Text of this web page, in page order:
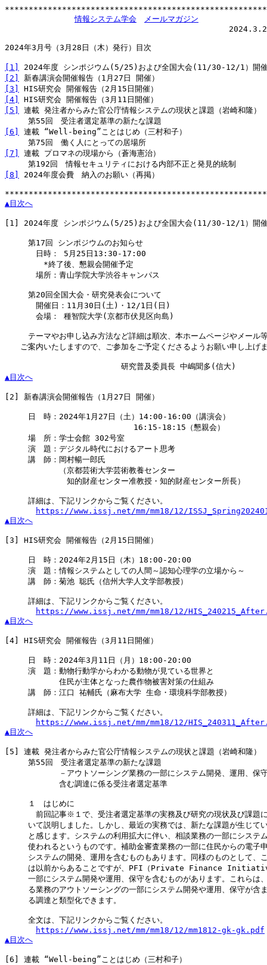
情報システム学会
メールマガジン
2024年3月号（3月28日（木）発行）目次
[1]
[2]
[3]
[4]
[5]
連載 発注者からみた官公庁情報システムの現状と課題（岩崎和隆）
[6]
連載 “Well-being”ことはじめ（三村和子）
[7]
連載 プロマネの現場から（蒼海憲治）
[8]
2024年度会費　納入のお願い（再掲）
▲目次へ
[1] 2024年度 シンポジウム(5/25)および全国大会(11/30-12/1）開催
第17回 シンポジウムのお知らせ
日時： 5月25日13:30-17:00
*終了後、懇親会開催予定
場所：青山学院大学渋谷キャンパス
第20回全国大会・研究発表会について
開催日：11月30日(土)・12/1日(日)
会場： 種智院大学(京都市伏見区向島)
テーマやお申し込み方法など詳細は順次、本ホームページやメール
ご案内いたしますので、ご参加をご予定くださるようお願い申し上げ
▲目次へ
[2] 新春講演会開催報告（1月27日 開催）
日　時：2024年1月27日（土）14:00-16:00（講演会）
16:15-18:15（懇親会）
場　所：学士会館 302号室
演　題：デジタル時代におけるアート思考
講　師：岡村暢一郎氏
（京都芸術大学芸術教養センター
知的財産センター准教授・知的財産センター所長）
詳細は、下記リンクからご覧ください。
https://www.issj.net/mm/mm18/12/
▲目次へ
[3] HIS研究会 開催報告（2月15日開催）
日　時：2024年2月15日（木）18:00-20:00
演　題：情報システムとしての人間～認知心理学の立場から～
講　師：菊池 聡氏（信州大学人文学部教授）
詳細は、下記リンクからご覧ください。
https://www.issj.net/mm/mm18/12/
▲目次へ
[4] HIS研究会 開催報告（3月11日開催）
日　時：2024年3月11日（月）18:00-20:00
演　題：動物行動学からわかる動物が見ている世界と
住民が主体となった農作物被害対策の仕組み
講　師：江口 祐輔氏（麻布大学 生命・環境科学部教授）
詳細は、下記リンクからご覧ください。
https://www.issj.net/mm/mm18/12/
▲目次へ
[5]
連載 発注者からみた官公庁情報システムの現状と課題（岩崎和隆）
第55回　受注者選定基準の新たな課題
－アウトソーシング業務の一部にシステム開発、運用、保
含む調達に係る受注者選定基準
１　はじめに
前回記事※１で、受注者選定基準の実務及び研究の現状及び課題
いて説明しました。しかし、最近の実務では、新たな課題が生じて
と感じます。システムの利用拡大に伴い、相談業務の一部にシステ
使われるというものです。補助金審査業務の一部に住民からの電子
システムの開発、運用を含むものもあります。同様のものとして、
は以前からあることですが、PFI（Private Finance
一部にシステム開発や運用、保守を含むものがあります。これらは
る業務のアウトソーシングの一部にシステム開発や運用、保守が含
る調達と類型化できます。
全文は、下記リンクからご覧ください。
https://www.issj.net/mm/mm18/12/mm1812-gk-gk.pdf
▲目次へ
[6]
連載 “Well-being”ことはじめ（三村和子）